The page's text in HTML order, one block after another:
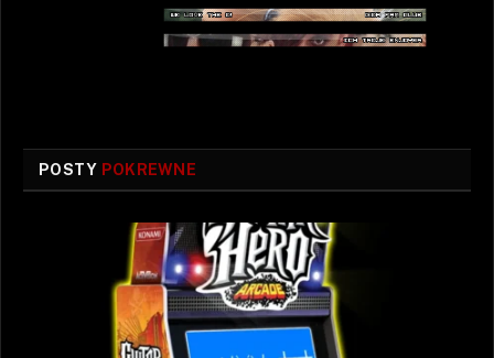
POSTY POKREWNE